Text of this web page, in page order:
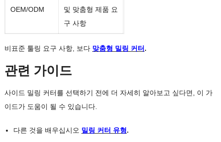
OEM/ODM
및 맞춤형 제품 요
구 사항
비표준 툴링 요구 사항, 보다 맞춤형 밀링 커터 .
관련 가이드
사이드 밀링 커터를 선택하기 전에 더 자세히 알아보고 싶다면, 이 가
이드가 도움이 될 수 있습니다.
다른 것을 배우십시오 밀링 커터 유형.